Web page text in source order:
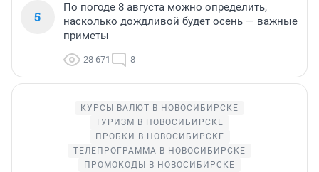
5
По погоде 8 августа можно определить,
насколько дождливой будет осень — важные
приметы
28 671 8
КУРСЫ ВАЛЮТ В НОВОСИБИРСКЕ
ТУРИЗМ В НОВОСИБИРСКЕ
ПРОБКИ В НОВОСИБИРСКЕ
ТЕЛЕПРОГРАММА В НОВОСИБИРСКЕ
ПРОМОКОДЫ В НОВОСИБИРСКЕ